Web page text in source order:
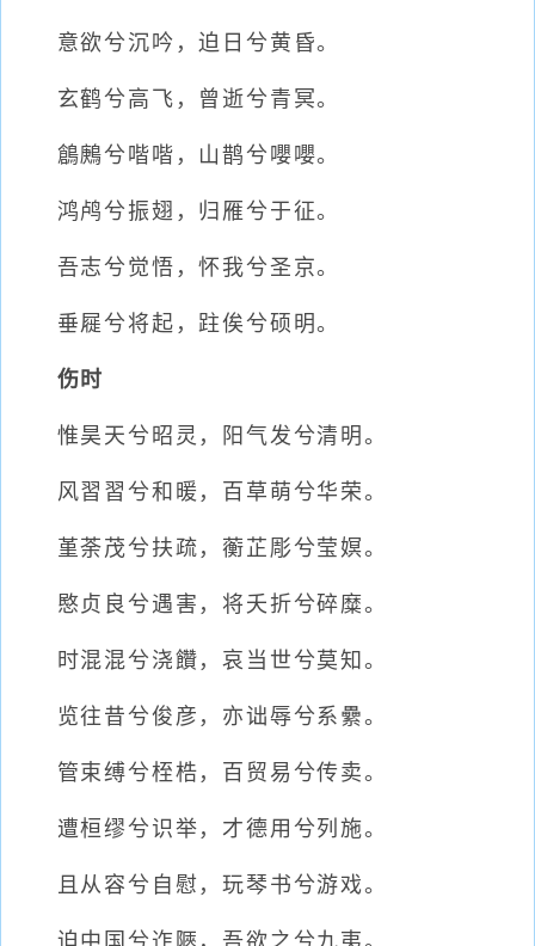
意欲兮沉吟，迫日兮黄昏。
玄鹤兮高飞，曾逝兮青冥。
鶬鶊兮喈喈，山鹊兮嚶嚶。
鸿鸬兮振翅，归雁兮于征。
吾志兮觉悟，怀我兮圣京。
垂屣兮将起，跓俟兮硕明。
伤时
惟昊天兮昭灵，阳气发兮清明。
风習習兮和暖，百草萌兮华荣。
堇荼茂兮扶疏，蘅芷彫兮莹嫇。
愍贞良兮遇害，将夭折兮碎糜。
时混混兮浇饡，哀当世兮莫知。
览往昔兮俊彦，亦诎辱兮系纍。
管束缚兮桎梏，百贸易兮传卖。
遭桓缪兮识举，才德用兮列施。
且从容兮自慰，玩琴书兮游戏。
迫中国兮迮陿，吾欲之兮九夷。